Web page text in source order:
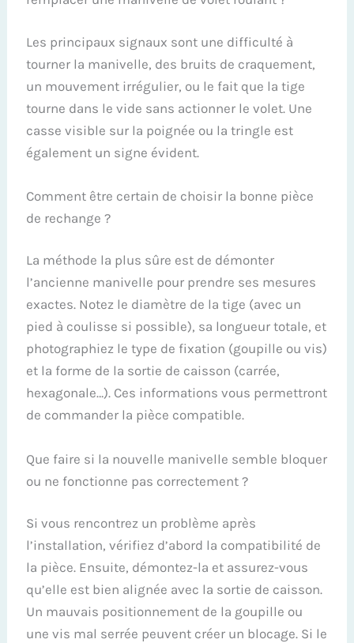
Les principaux signaux sont une difficulté à
tourner la manivelle, des bruits de craquement,
un mouvement irrégulier, ou le fait que la tige
tourne dans le vide sans actionner le volet. Une
casse visible sur la poignée ou la tringle est
également un signe évident.
Comment être certain de choisir la bonne pièce
de rechange ?
La méthode la plus sûre est de démonter
l’ancienne manivelle pour prendre ses mesures
exactes. Notez le diamètre de la tige (avec un
pied à coulisse si possible), sa longueur totale, et
photographiez le type de fixation (goupille ou vis)
et la forme de la sortie de caisson (carrée,
hexagonale…). Ces informations vous permettront
de commander la pièce compatible.
Que faire si la nouvelle manivelle semble bloquer
ou ne fonctionne pas correctement ?
Si vous rencontrez un problème après
l’installation, vérifiez d’abord la compatibilité de
la pièce. Ensuite, démontez-la et assurez-vous
qu’elle est bien alignée avec la sortie de caisson.
Un mauvais positionnement de la goupille ou
une vis mal serrée peuvent créer un blocage. Si le